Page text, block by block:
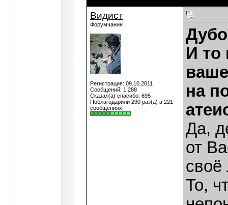
Видист
Форумчанин
Регистрация: 09.10.2011
Сообщений: 1,288
Сказал(а) спасибо: 695
Поблагодарили 290 раз(а) в 221
сообщениях
И то
на
Да,
от
своё
То,